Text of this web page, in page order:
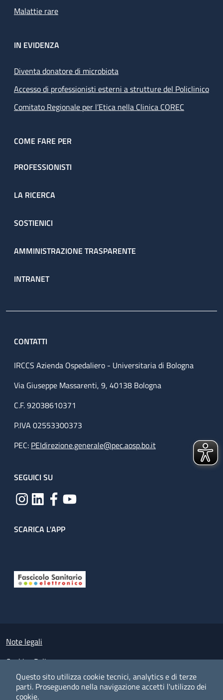
Questo sito utilizza cookie tecnici, analytics e di terze
parti. Proseguendo nella navigazione accetti l'utilizzo dei
cookie.
Malattie rare
IN EVIDENZA
Diventa donatore di microbiota
Accesso di professionisti esterni a strutture del Policlinico
Comitato Regionale per l’Etica nella Clinica COREC
COME FARE PER
PROFESSIONISTI
LA RICERCA
SOSTIENICI
AMMINISTRAZIONE TRASPARENTE
INTRANET
CONTATTI
IRCCS Azienda Ospedaliero - Universitaria di Bologna
Via Giuseppe Massarenti, 9, 40138 Bologna
C.F. 92038610371
P.IVA 02553300373
PEC: PEIdirezione.generale@pec.aosp.bo.it
SEGUICI SU
SCARICA L'APP
Small prints
Note legali
Cookies Policy
Policy privacy e protezione del dato personale